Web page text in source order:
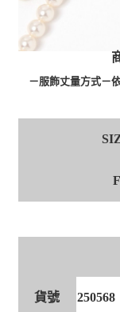
－服飾丈量方式－
F
貨號 250568